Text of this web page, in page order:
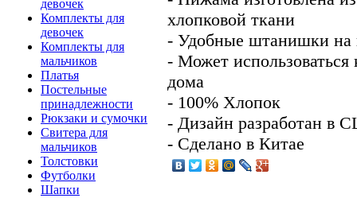
девочек
Комплекты для
девочек
Комплекты для
мальчиков
Платья
Постельные
принадлежности
Рюкзаки и сумочки
Свитера для
мальчиков
Толстовки
Футболки
Шапки
хлопковой ткани
- Удобные штанишки на
- Может
дома
- 100% Хлопок
- Дизайн разработан в
- Сделано в Китае